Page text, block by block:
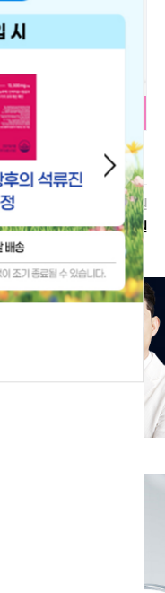
HLG_큐 부스터 56정*1박스
정회원 20% 할인
소비회원가
정회원가 98,000